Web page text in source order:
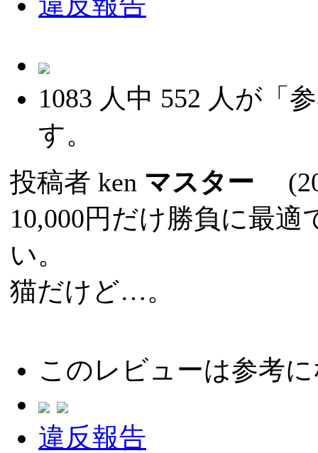
1083 人中 552 人が「
す。
投稿者 ken マスター
10,000円だけ勝負に最
い。
猫だけど…。
このレビューは参考
違反報告